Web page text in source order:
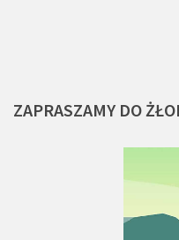
ZAPRASZAMY DO